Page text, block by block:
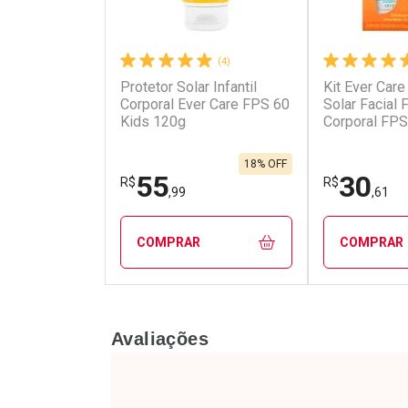
Ativar Desconto
Por R$ 49,45/cada
Por R$ 49,45/cada
Ativar
Por R$
Por R$
(4)
Protetor Solar Infantil
Corporal Ever Care FPS 60
Kids 120g
R$55,99
18% OFF
COMPRAR
Laboratório
Por Menos
Kit Ever
Solar Facial
Corporal
R$30,61
COMPRAR
Avaliações